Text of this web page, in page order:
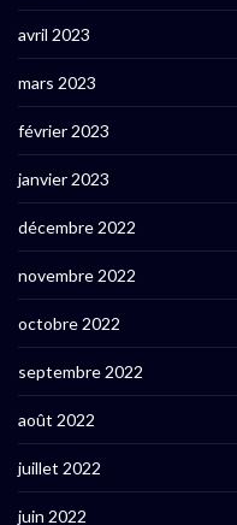
avril 2023
mars 2023
février 2023
janvier 2023
décembre 2022
novembre 2022
octobre 2022
septembre 2022
août 2022
juillet 2022
juin 2022